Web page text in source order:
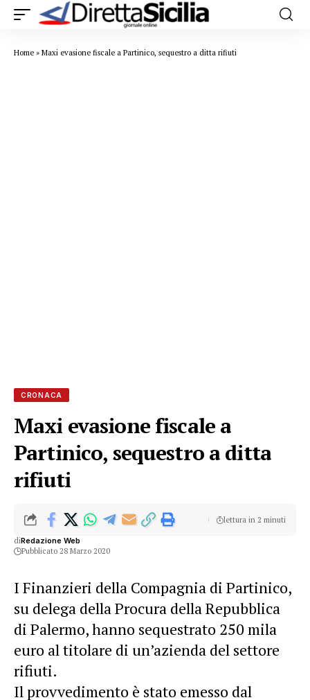
Home » Maxi evasione fiscale a Partinico, sequestro a ditta rifiuti
CRONACA
Maxi evasione fiscale a
Partinico, sequestro a ditta
rifiuti
diRedazione Web
Pubblicato 28 Marzo 2020
lettura in 2 minuti
I Finanzieri della Compagnia di Partinico,
su delega della Procura della Repubblica
di Palermo, hanno sequestrato 250 mila
euro al titolare di un’azienda del settore
rifiuti.
Il provvedimento è stato emesso dal